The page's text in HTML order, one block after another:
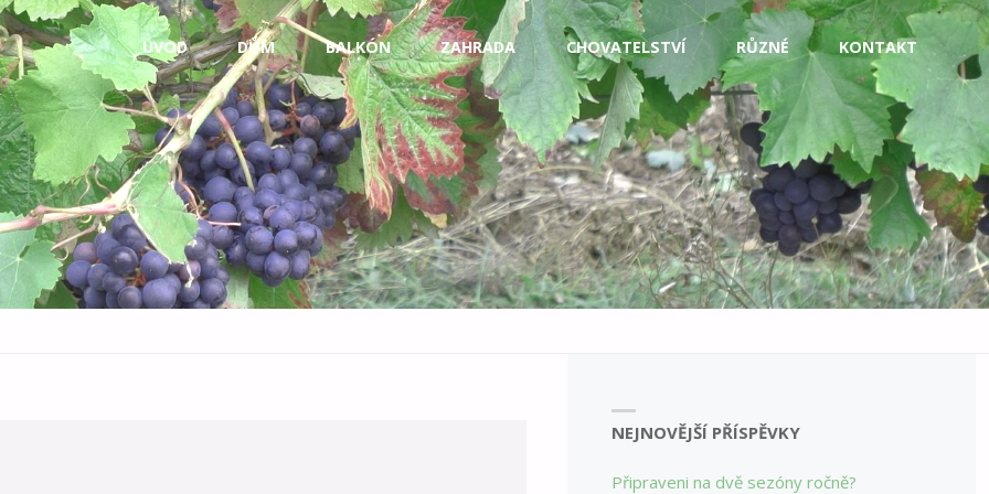
Skip
to
content
ÚVOD DŮM BALKÓN ZAHRADA CHOVATELSTVÍ RŮZNÉ KONTAKT
NEJNOVĚJŠÍ PŘÍSPĚVKY
Připraveni na dvě sezóny ročně?